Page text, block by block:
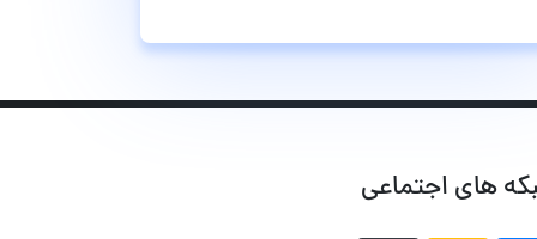
های اجتماعی